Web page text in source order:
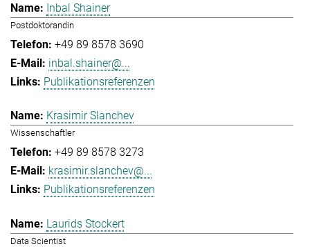
Inbal Shainer
Postdoktorandin
+49 89 8578 3690
inbal.shainer@...
Publikationsreferenzen
Krasimir Slanchev
Wissenschaftler
+49 89 8578 3273
krasimir.slanchev@...
Publikationsreferenzen
Laurids Stockert
Data Scientist